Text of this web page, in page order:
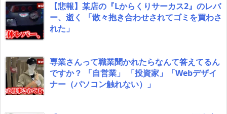
【悲報】某店の『Lからくりサーカス2』のレバ
ー、逝く 「散々抱き合わせされてゴミを買わさ
れた」
専業さんって職業聞かれたらなんて答えてるん
ですか？ 「自営業」 「投資家」「Webデザイ
ナー（パソコン触れない）」